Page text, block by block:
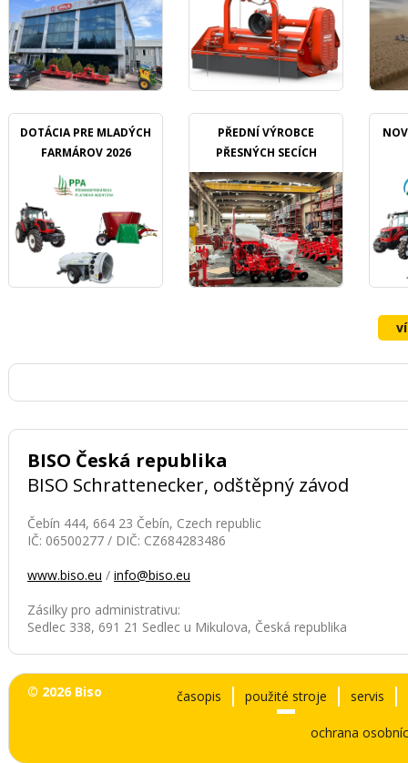
DOTÁCIA PRE MLADÝCH
FARMÁROV 2026
PŘEDNÍ VÝROBCE
PŘESNÝCH SECÍCH
STROJŮ OZDOKEN
BISO Česká republika
BISO Schrattenecker, odštěpný závod
Čebín 444, 664 23 Čebín, Czech republic
IČ: 06500277 / DIČ: CZ684283486
www.biso.eu / info@biso.eu
Zásilky pro administrativu:
Sedlec 338, 691 21 Sedlec u Mikulova, Česká republika
© 2026 Biso časopis použité stroje servis
ochrana